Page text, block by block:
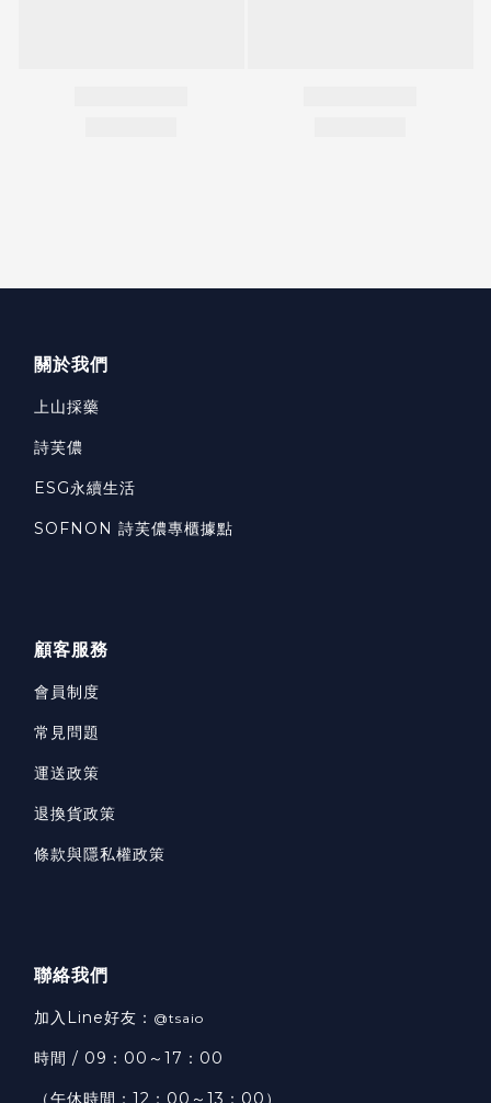
關於我們
上山採藥
詩芙儂
ESG永續生活
SOFNON 詩芙儂專櫃據點
顧客服務
會員制度
常見問題
運送政策
退換貨政策
條款與隱私權政策
聯絡我們
加入Line好友： @tsaio
時間 / 09：00～17：00
（午休時間：12：00～13：00）